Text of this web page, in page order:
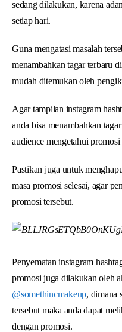
sedang dilakukan, karena
setiap hari.
Guna mengatasi masalah
menambahkan tagar terbaru
mudah ditemukan oleh
Agar tampilan instagram
anda bisa menambahkan
audience mengetahui
Pastikan juga untuk
masa promosi selesai, agar
promosi tersebut.
Penyematan instagram
promosi juga dilakukan oleh
@somethincmakeup, dimana
tersebut maka anda dapat
dengan promosi.